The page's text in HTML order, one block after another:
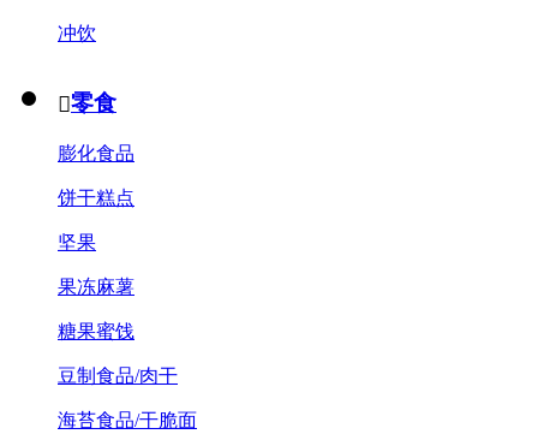
冲饮
零食
膨化食品
饼干糕点
坚果
果冻麻薯
糖果蜜饯
豆制食品/肉干
海苔食品/干脆面